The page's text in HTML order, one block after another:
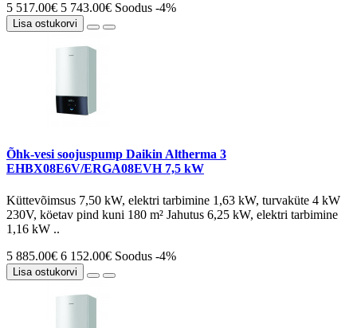
5 517.00€ 5 743.00€ Soodus -4%
Lisa ostukorvi
Õhk-vesi soojuspump Daikin Altherma 3
EHBX08E6V/ERGA08EVH 7,5 kW
Küttevõimsus 7,50 kW, elektri tarbimine 1,63 kW, turvaküte 4 kW
230V, köetav pind kuni 180 m² Jahutus 6,25 kW, elektri tarbimine
1,16 kW ..
5 885.00€ 6 152.00€ Soodus -4%
Lisa ostukorvi